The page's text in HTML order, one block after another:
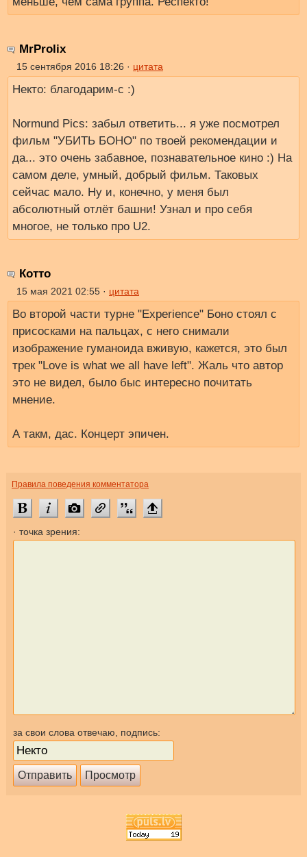
MrProlix
15 сентября 2016 18:26 · цитата
Некто: благодарим-с :)
Normund Pics: забыл ответить... я уже посмотрел
фильм "УБИТЬ БОНО" по твоей рекомендации и
да... это очень забавное, познавательное кино :) На
самом деле, умный, добрый фильм. Таковых
сейчас мало. Ну и, конечно, у меня был
абсолютный отлёт башни! Узнал и про себя
многое, не только про U2.
Котто
15 мая 2021 02:55 · цитата
Во второй части турне "Experience" Боно стоял с
присосками на пальцах, с него снимали
изображение гуманоида вживую, кажется, это был
трек "Love is what we all have left". Жаль что автор
это не видел, было быс интересно почитать
мнение.
А такм, дас. Концерт эпичен.
Правила поведения комментатора
· точка зрения:
за свои слова отвечаю, подпись: